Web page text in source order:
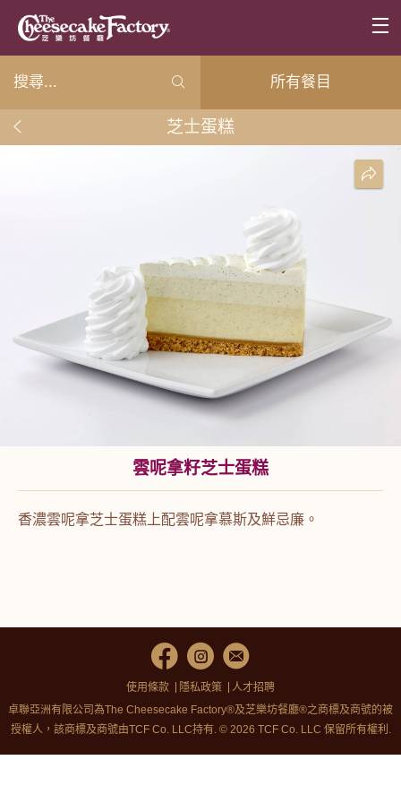
所有餐目
芝士蛋糕
雲呢拿籽芝士蛋糕
香濃雲呢拿芝士蛋糕上配雲呢拿慕斯及鮮忌廉。
使用條款 隱私政策
人才招聘
卓聯亞洲有限公司為The Cheesecake Factory®及芝樂坊餐廳®之商標及商號的被
授權人，該商標及商號由TCF Co. LLC持有. © 2026 TCF Co. LLC 保留所有權利.